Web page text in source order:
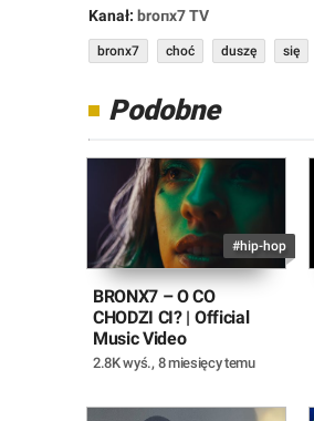
Kanał: broᴨx7 TV
bronx7 choć duszę się
Podobne
#hip-hop
BRONX7 – O CO
CHODZI CI? | Official
Music Video
2.8K wyś., 8 miesięcy temu